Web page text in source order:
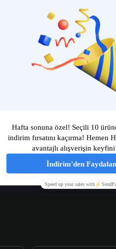
ürün çıkabilir.)
değişim garantisi
diğer tüm sözleşmelerimizi